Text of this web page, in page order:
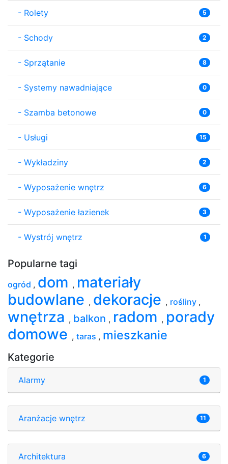
- Rolety 5
- Schody 2
- Sprzątanie 8
- Systemy nawadniające 0
- Szamba betonowe 0
- Usługi 15
- Wykładziny 2
- Wyposażenie wnętrz 6
- Wyposażenie łazienek 3
- Wystrój wnętrz 1
Popularne tagi
ogród , dom , materiały
budowlane , dekoracje , rośliny ,
wnętrza , balkon , radom , porady
domowe , taras , mieszkanie
Kategorie
Alarmy 1
Aranżacje wnętrz 11
Architektura 6